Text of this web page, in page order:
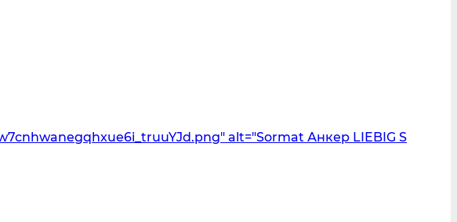
alt="Sormat Анкер LIEBIG S